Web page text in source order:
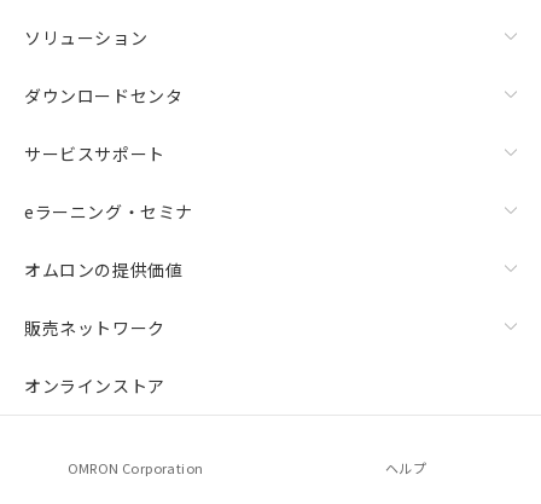
ソリューション
ダウンロードセンタ
サービスサポート
eラーニング・セミナ
オムロンの提供価値
販売ネットワーク
オンラインストア
OMRON Corporation ヘルプ